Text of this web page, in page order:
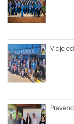
Viaje